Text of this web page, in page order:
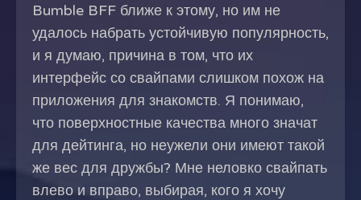
Bumble BFF ближе к этому, но им не
удалось набрать устойчивую популярность,
и я думаю, причина в том, что их
интерфейс со свайпами слишком похож на
приложения для знакомств. Я понимаю,
что поверхностные качества много значат
для дейтинга, но неужели они имеют такой
же вес для дружбы? Мне неловко свайпать
влево и вправо, выбирая, кого я хочу